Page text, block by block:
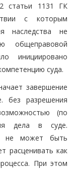
2 статьи 1131 ГК
с которым
наследства не
общеправовой
инициировано
суда.
завершение
без разрешения
(по
дела в суде.
не может быть
расценивать как
При этом